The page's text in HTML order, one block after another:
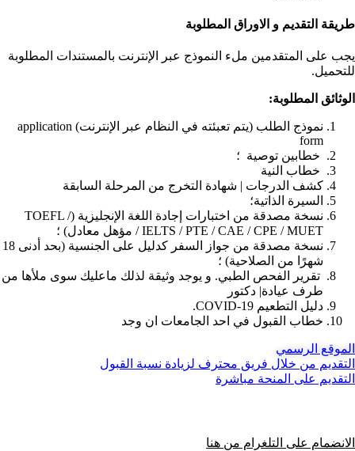
طريقة التقديم و الاوراق المطلوبة
يجب على المتقدمين ملء النموذج عبر الإنترنت بالمستندات المطلوبة
للتحميل.
الوثائق المطلوبة:
نموذج الطلب (يتم تعبئته في النظام عبر الإنترنت) application
form
خطابين توصية ؛
خطاب النية
كشف الدرجات | شهادة التخرج من المرحلة السابقة
السيرة الذاتية؛
نسخة مصدقة من اختبارات إجادة اللغة الإنجليزية (TOEFL /
IELTS / PTE / CAE / CPE / MUET / مؤهل معادل) ؛
نسخة مصدقة من جواز السفر كدليل على الجنسية (بحد أدنى 18
شهرًا من الصلاحية) ؛
تقرير الفحص الطبي. و يوجد وثيقة لذلك ماعليك سوى ملأها من
طرف عيادة| دكتور
دليل التطعيم COVID-19.
خطاب القبول في احد الجامعات ان وجد
الموقع الرسمي
التقديم من خلال فريق محترف لزيادة نسبة القبول
التقديم على المنحة مباشرة
الانضمام على التلغرام من هنا